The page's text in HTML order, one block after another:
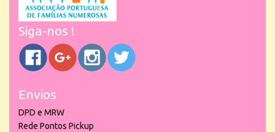
Siga-nos !
Envios
DPD e MRW
Rede Pontos Pickup